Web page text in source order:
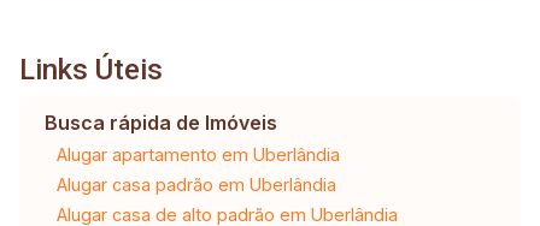
Links Úteis
Busca rápida de Imóveis
Alugar apartamento em Uberlândia
Alugar casa padrão em Uberlândia
Alugar casa de alto padrão em Uberlândia